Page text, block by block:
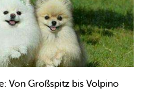
Von Großspitz bis Volpino